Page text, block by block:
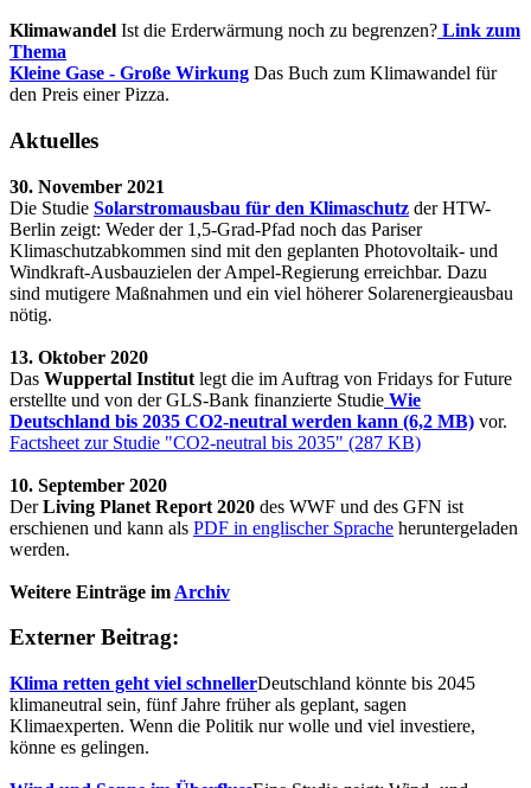
Klimawandel Ist die Erderwärmung noch zu begrenzen? Link zum
Thema
Kleine Gase - Große Wirkung Das Buch zum Klimawandel für
den Preis einer Pizza.
Aktuelles
30. November 2021
Die Studie Solarstromausbau für den Klimaschutz der HTW-
Berlin zeigt: Weder der 1,5-Grad-Pfad noch das Pariser
Klimaschutzabkommen sind mit den geplanten Photovoltaik- und
Windkraft-Ausbauzielen der Ampel-Regierung erreichbar. Dazu
sind mutigere Maßnahmen und ein viel höherer Solarenergieausbau
nötig.
13. Oktober 2020
Das Wuppertal Institut legt die im Auftrag von Fridays for Future
erstellte und von der GLS-Bank finanzierte Studie Wie
Deutschland bis 2035 CO2-neutral werden kann (6,2 MB) vor.
Factsheet zur Studie "CO2-neutral bis 2035" (287 KB)
10. September 2020
DerLiving Planet Report 2020 des WWF und des GFN ist
erschienen und kann als PDF in englischer Sprache heruntergeladen
werden.
Weitere Einträge im Archiv
Externer Beitrag:
Klima retten geht viel schnellerDeutschland könnte bis 2045
klimaneutral sein, fünf Jahre früher als geplant, sagen
Klimaexperten. Wenn die Politik nur wolle und viel investiere,
könne es gelingen.